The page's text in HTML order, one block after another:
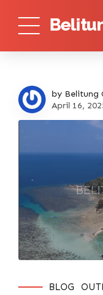
by Belitung
April 16,
BLOG